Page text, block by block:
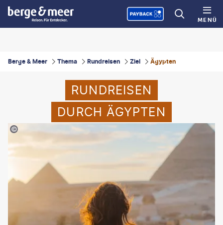
MENÜ
Berge & Meer Thema Rundreisen Ziel Ägypten
RUNDREISEN
DURCH ÄGYPTEN
iStock